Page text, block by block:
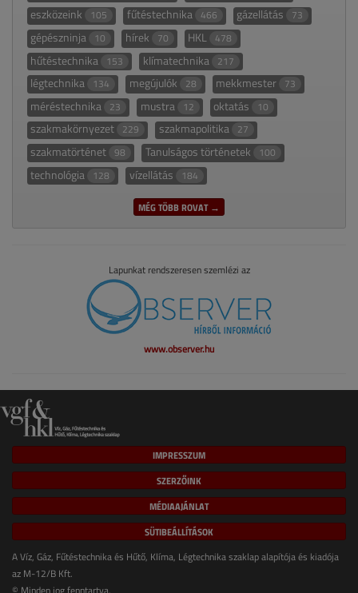
eszközeink 105 fűtéstechnika 466 gázellátás 73
gépészninja 10 hírek 70 HKL 478
hűtéstechnika 153 klímatechnika 217
légtechnika 134 megújulók 28 mekkmester 73
méréstechnika 23 mustra 12 oktatás 10
szakmakörnyezet 229 szakmapolitika 27
szakmatörténet 98 Tanulságos történetek 100
technológia 128 vízellátás 184
MÉG TÖBB ROVAT →
Lapunkat rendszeresen szemlézi az
www.observer.hu
IMPRESSZUM
SZERZŐINK
MÉDIAAJÁNLAT
SÜTIBEÁLLÍTÁSOK
A Víz, Gáz, Fűtéstechnika és Hűtő, Klíma, Légtechnika szaklap alapítója és kiadója
az M-12/B Kft.